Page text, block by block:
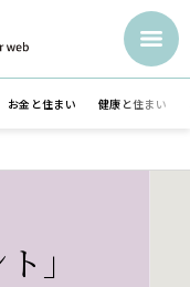
お金と住まい 健康と住まい
」